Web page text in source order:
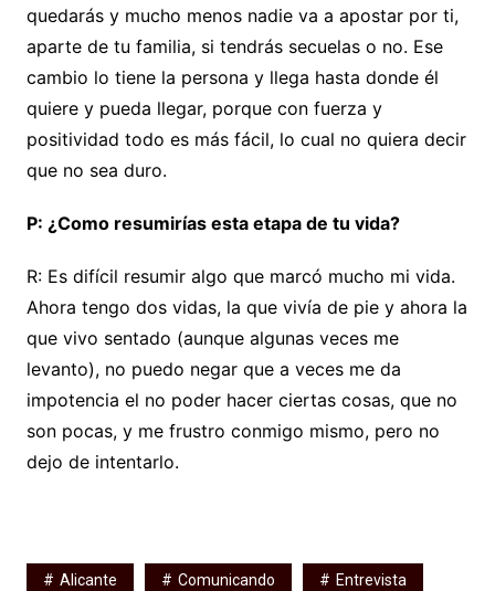
quedarás y mucho menos nadie va a apostar por ti,
aparte de tu familia, si tendrás secuelas o no. Ese
cambio lo tiene la persona y llega hasta donde él
quiere y pueda llegar, porque con fuerza y
positividad todo es más fácil, lo cual no quiera decir
que no sea duro.
P: ¿Como resumirías esta etapa de tu vida?
R: Es difícil resumir algo que marcó mucho mi vida.
Ahora tengo dos vidas, la que vivía de pie y ahora la
que vivo sentado (aunque algunas veces me
levanto), no puedo negar que a veces me da
impotencia el no poder hacer ciertas cosas, que no
son pocas, y me frustro conmigo mismo, pero no
dejo de intentarlo.
Alicante Comunicando Entrevista